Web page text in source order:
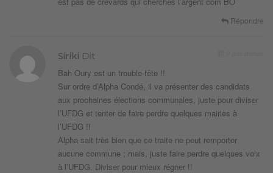
Répondre
Siriki Dit
Bah Oury est un trouble-fête !!
Sur ordre d’Alpha Condé, il va présenter des candidats
aux prochaines élections communales, juste pour diviser
l’UFDG et tenter de faire perdre quelques mairies à
l’UFDG !!
Alpha sait très bien que ce traite ne peut remporter
aucune commune ; mais, juste faire perdre quelques voix
à l’UFDG. Diviser pour mieux régner !!